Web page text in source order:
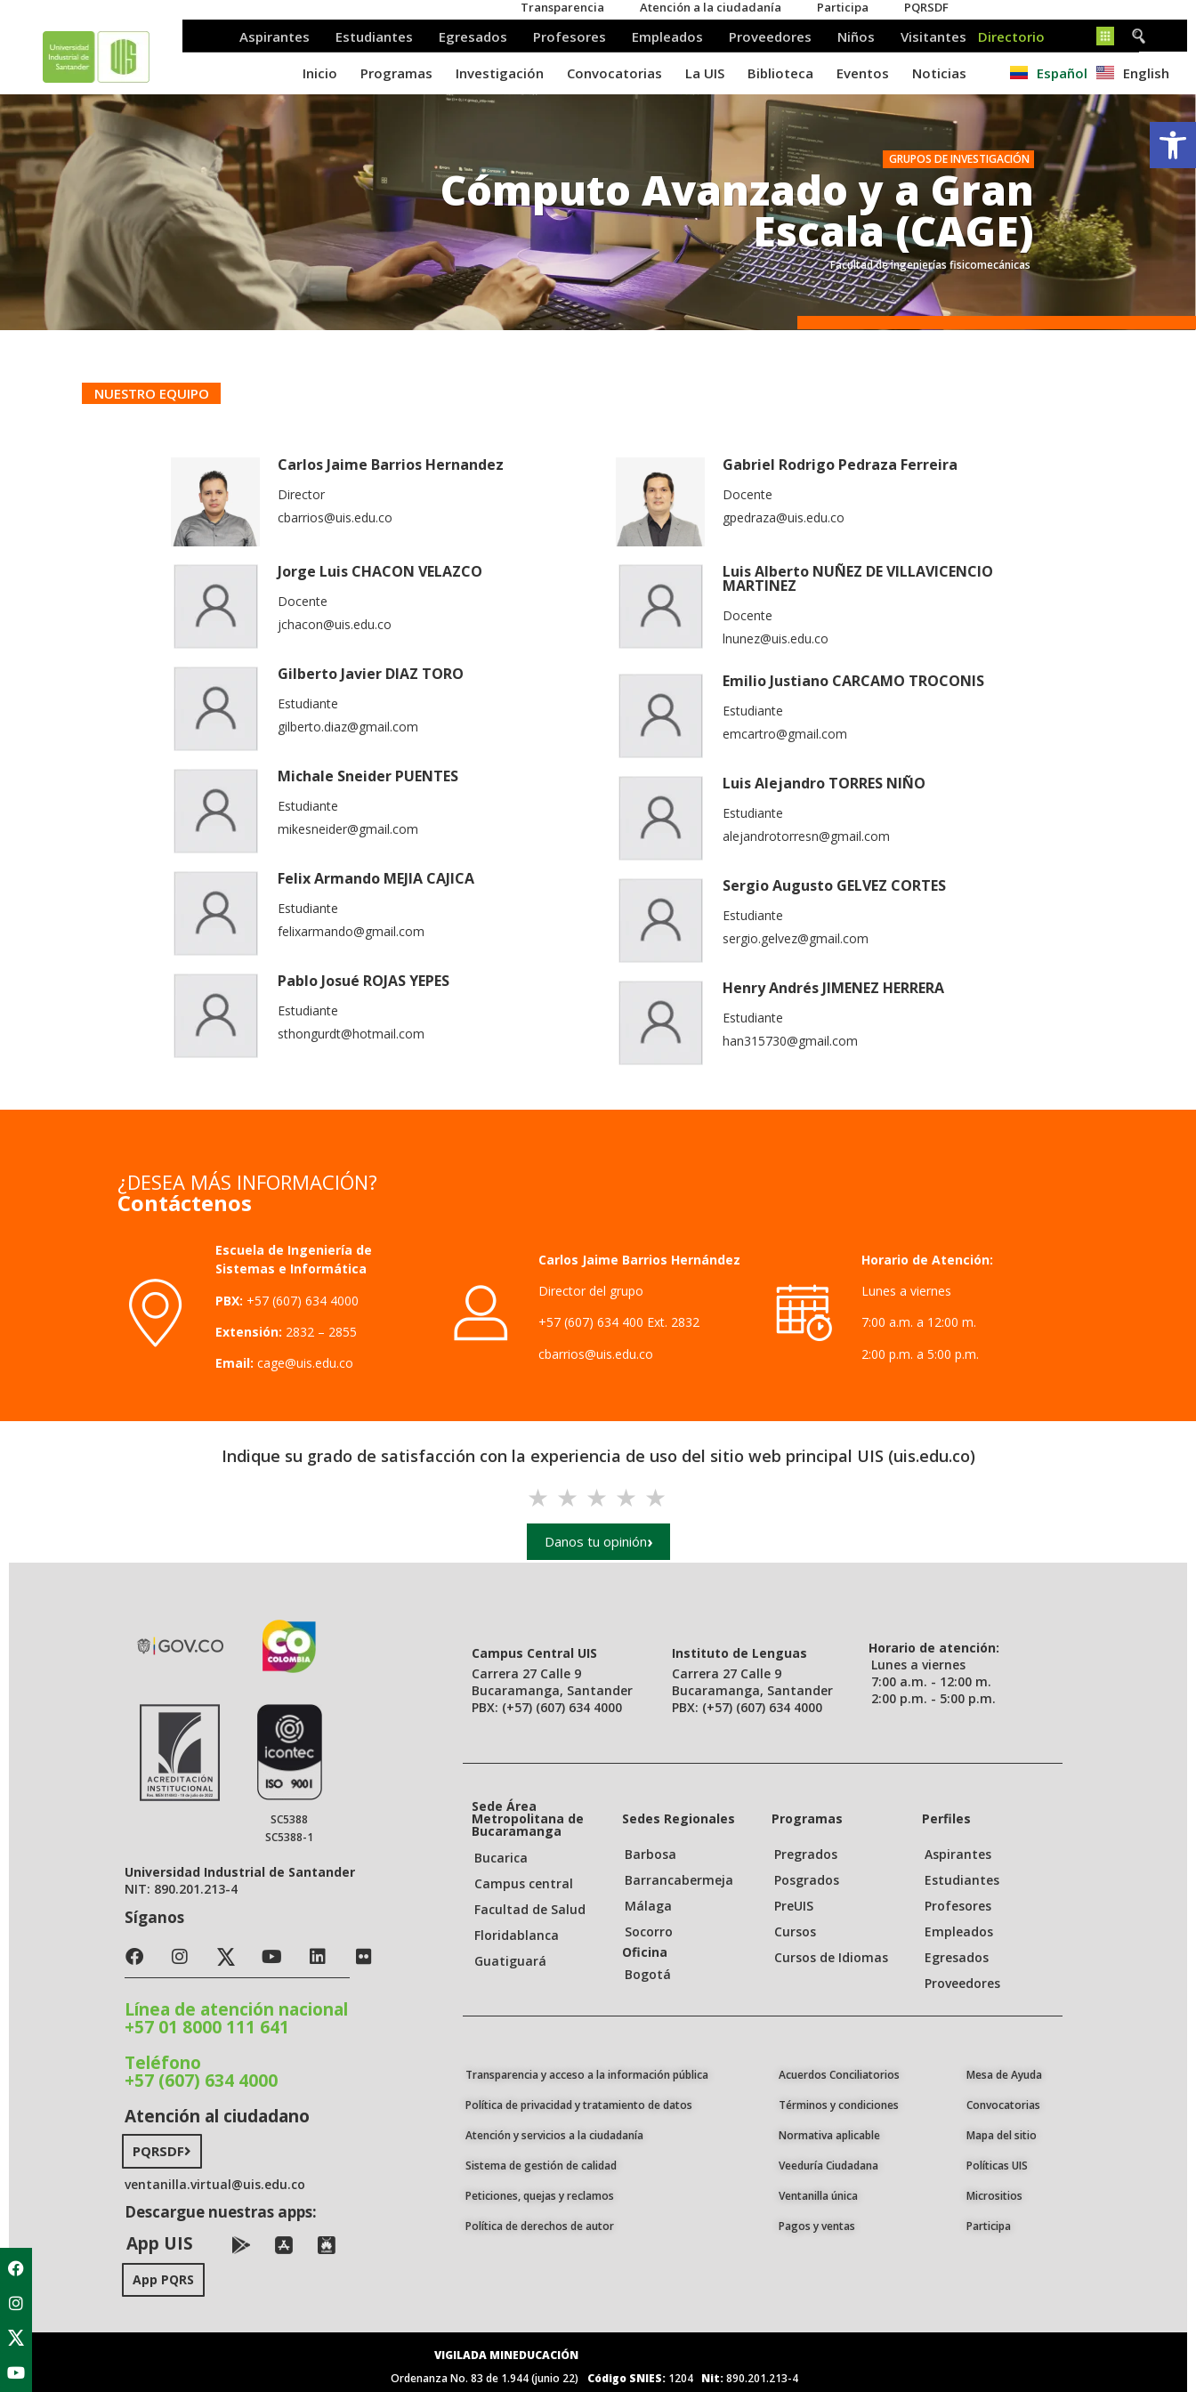
Español English
GRUPOS DE INVESTIGACIÓN
Cómputo Avanzado y a Gran
Escala (CAGE)​
Facultad de ingenierías fisicomecánicas
.
NUESTRO EQUIPO
Carlos Jaime Barrios Hernandez
Director
cbarrios@uis.edu.co
Jorge Luis CHACON VELAZCO
Docente
jchacon@uis.edu.co
Gilberto Javier DIAZ TORO
Estudiante
gilberto.diaz@gmail.com
Michale Sneider PUENTES
Estudiante
mikesneider@gmail.com
Felix Armando MEJIA CAJICA
Estudiante
felixarmando@gmail.com
Pablo Josué ROJAS YEPES
Estudiante
sthongurdt@hotmail.com
Gabriel Rodrigo Pedraza Ferreira
Docente
gpedraza@uis.edu.co
Luis Alberto NUÑEZ DE VILLAVICENCIO
MARTINEZ
Docente
lnunez@uis.edu.co
Emilio Justiano CARCAMO TROCONIS
Estudiante
emcartro@gmail.com
Luis Alejandro TORRES NIÑO
Estudiante
alejandrotorresn@gmail.com
Sergio Augusto GELVEZ CORTES
Estudiante
sergio.gelvez@gmail.com
Henry Andrés JIMENEZ HERRERA
Estudiante
han315730@gmail.com
¿DESEA MÁS INFORMACIÓN?
Contáctenos
Escuela de Ingeniería de
Sistemas e Informática
PBX: +57 (607) 634 4000
Extensión: 2832 – 2855
Email: cage@uis.edu.co
Carlos Jaime Barrios Hernández
Director del grupo
+57 (607) 634 400 Ext. 2832
cbarrios@uis.edu.co
Horario de Atención:
Lunes a viernes
7:00 a.m. a 12:00 m.
2:00 p.m. a 5:00 p.m.
Indique su grado de satisfacción con la experiencia de uso del sitio web principal UIS (uis.edu.co)